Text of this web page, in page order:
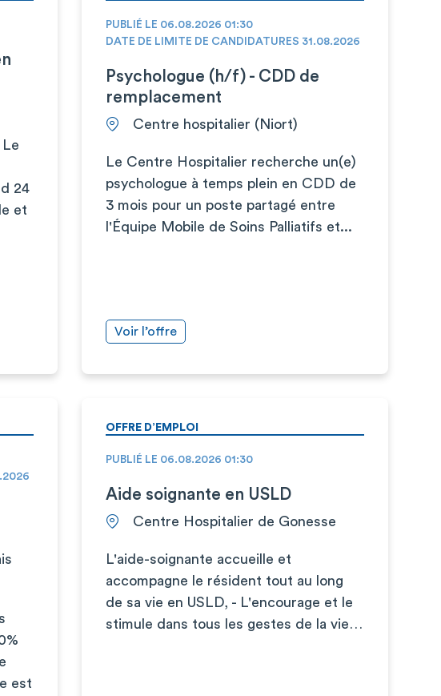
Le
24
et
PUBLIÉ LE 06.08.2026 01:30
DATE DE LIMITE DE CANDIDATURES 31.08.2026
Psychologue (h/f) - CDD de
remplacement
Centre hospitalier (Niort)
Le Centre Hospitalier recherche un(e)
psychologue à temps plein en CDD de
3 mois pour un poste partagé entre
l'Équipe Mobile de Soins Palliatifs et...
Voir l’offre
est
OFFRE D’EMPLOI
PUBLIÉ LE 06.08.2026 01:30
Aide soignante en USLD
Centre Hospitalier de Gonesse
L'aide-soignante accueille et
accompagne le résident tout au long
de sa vie en USLD, - L'encourage et le
stimule dans tous les gestes de la vie…